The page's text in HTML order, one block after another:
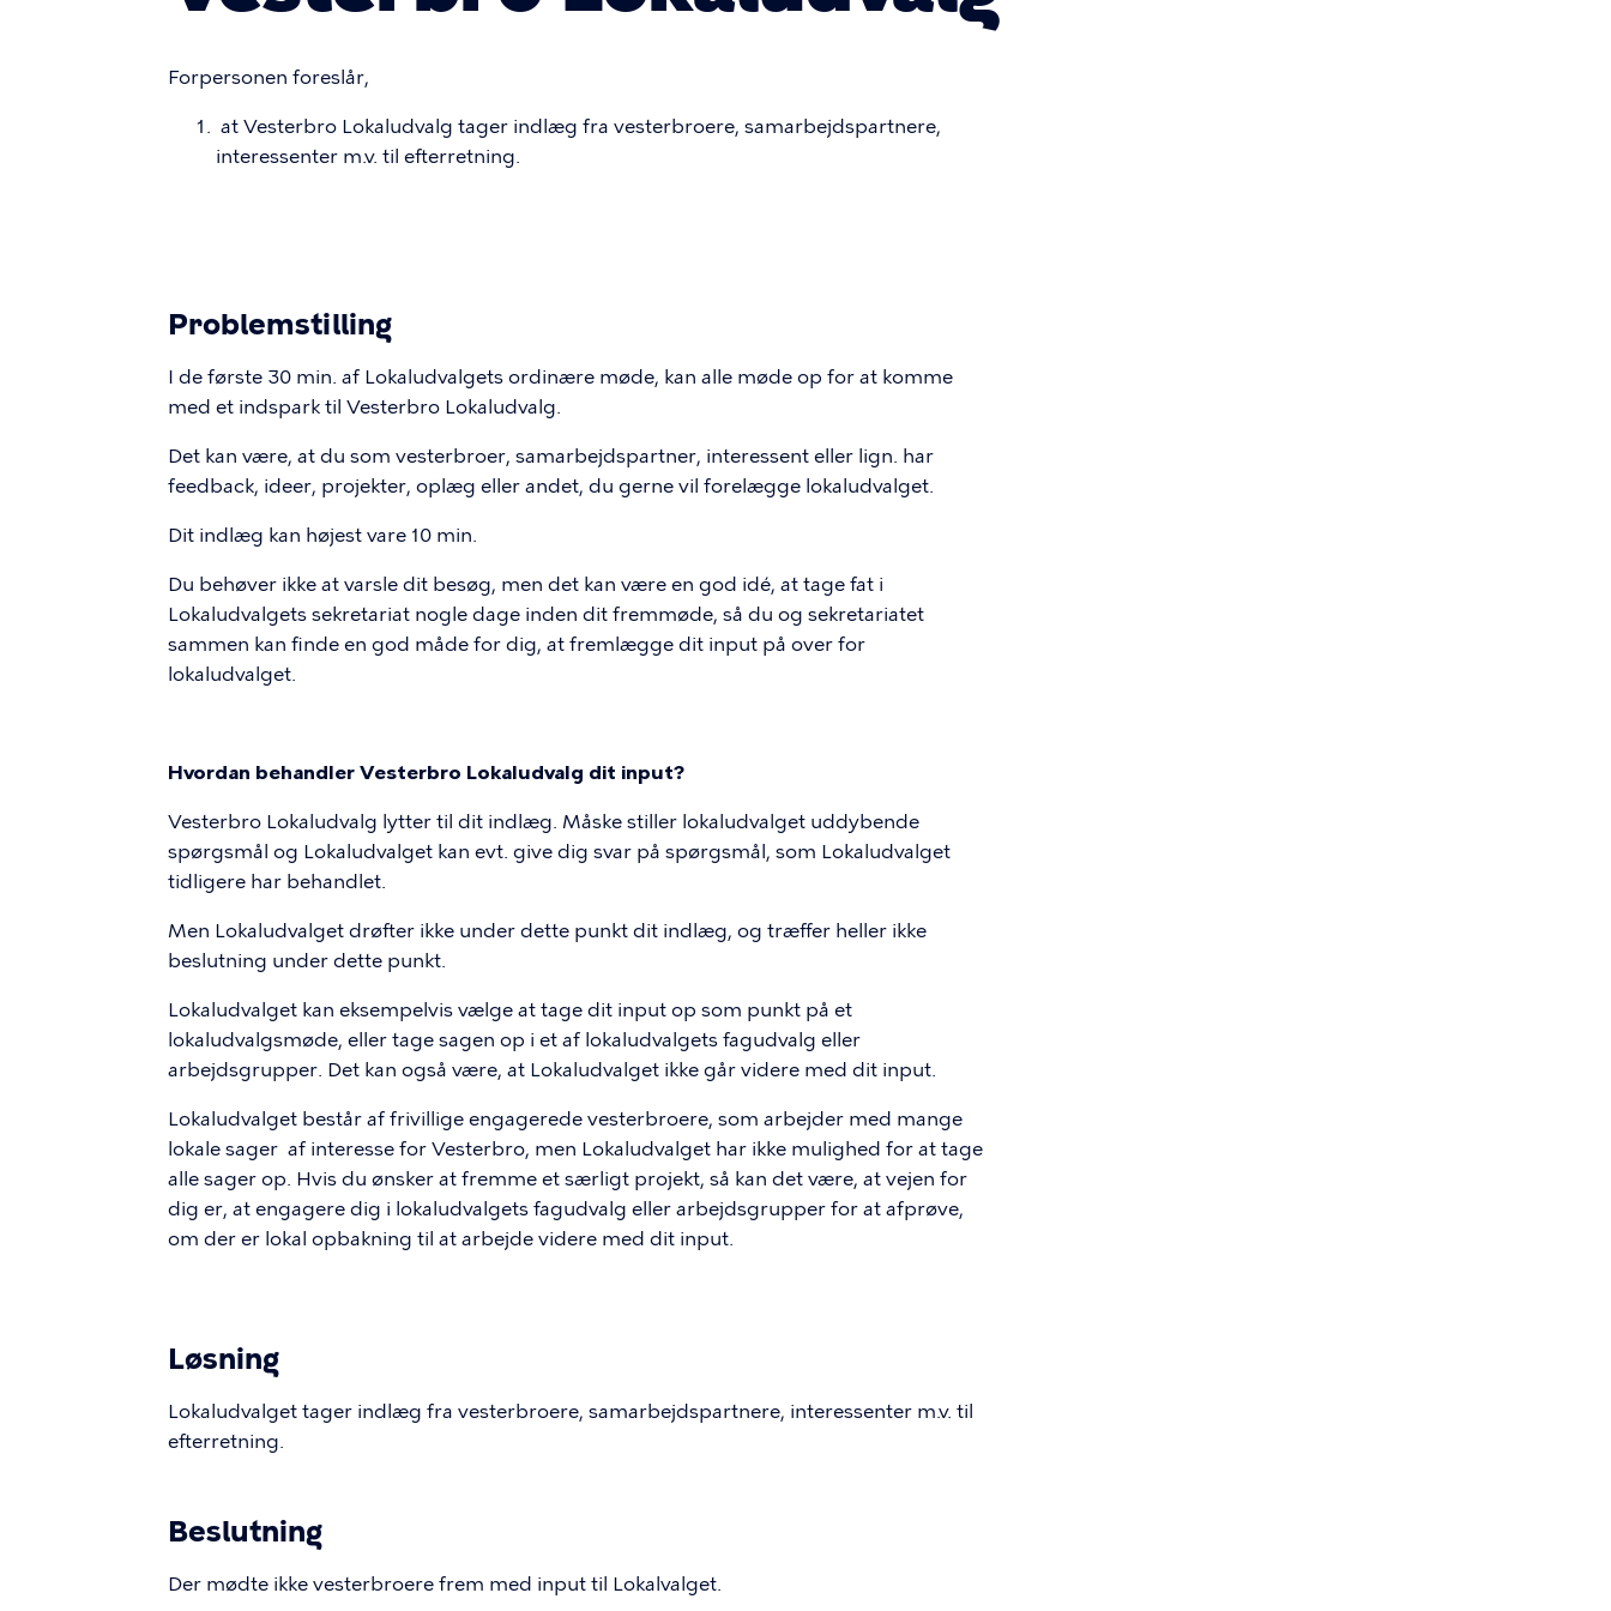
Forpersonen foreslår,
at Vesterbro Lokaludvalg tager indlæg fra vesterbroere, samarbejdspartnere,
interessenter m.v. til efterretning.
Problemstilling
I de første 30 min. af Lokaludvalgets ordinære møde, kan alle møde op for at komme
med et indspark til Vesterbro Lokaludvalg.
Det kan være, at du som vesterbroer, samarbejdspartner, interessent eller lign. har
feedback, ideer, projekter, oplæg eller andet, du gerne vil forelægge lokaludvalget.
Dit indlæg kan højest vare 10 min.
Du behøver ikke at varsle dit besøg, men det kan være en god idé, at tage fat i
Lokaludvalgets sekretariat nogle dage inden dit fremmøde, så du og sekretariatet
sammen kan finde en god måde for dig, at fremlægge dit input på over for
lokaludvalget.
Hvordan behandler Vesterbro Lokaludvalg dit input?
Vesterbro Lokaludvalg lytter til dit indlæg. Måske stiller lokaludvalget uddybende
spørgsmål og Lokaludvalget kan evt. give dig svar på spørgsmål, som Lokaludvalget
tidligere har behandlet.
Men Lokaludvalget drøfter ikke under dette punkt dit indlæg, og træffer heller ikke
beslutning under dette punkt.
Lokaludvalget kan eksempelvis vælge at tage dit input op som punkt på et
lokaludvalgsmøde, eller tage sagen op i et af lokaludvalgets fagudvalg eller
arbejdsgrupper. Det kan også være, at Lokaludvalget ikke går videre med dit input.
Lokaludvalget består af frivillige engagerede vesterbroere, som arbejder med mange
lokale sager af interesse for Vesterbro, men Lokaludvalget har ikke mulighed for at tage
alle sager op. Hvis du ønsker at fremme et særligt projekt, så kan det være, at vejen for
dig er, at engagere dig i lokaludvalgets fagudvalg eller arbejdsgrupper for at afprøve,
om der er lokal opbakning til at arbejde videre med dit input.
Løsning
Lokaludvalget tager indlæg fra vesterbroere, samarbejdspartnere, interessenter m.v. til
efterretning.
Beslutning
Der mødte ikke vesterbroere frem med input til Lokalvalget.